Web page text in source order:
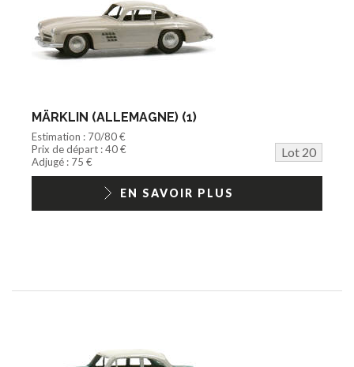
MÄRKLIN (ALLEMAGNE) (1)
Estimation : 70/80 €
Prix de départ : 40 €
Lot 20
Adjugé : 75 €
EN SAVOIR PLUS